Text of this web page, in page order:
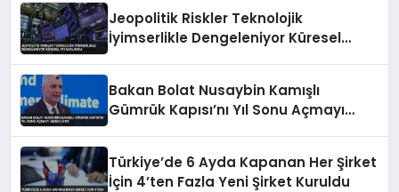
Jeopolitik Riskler Teknolojik
İyimserlikle Dengeleniyor Küresel
Bakan Bolat Nusaybin Kamışlı
Gümrük Kapısı’nı Yıl Sonu Açmayı
Türkiye’de 6 Ayda Kapanan Her Şirket
İçin 4’ten Fazla Yeni Şirket Kuruldu